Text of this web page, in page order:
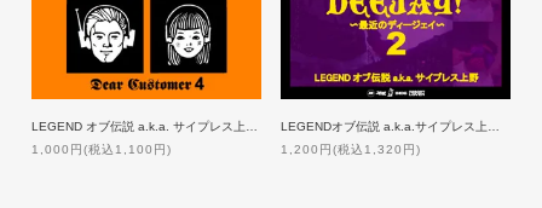
1,000円(税込1,100円)
1,200円(税込1,320円)